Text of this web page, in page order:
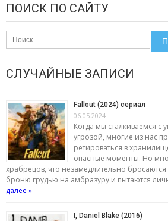
ПОИСК ПО САЙТУ
Найти:
СЛУЧАЙНЫЕ ЗАПИСИ
Fallout (2024) сериал
06.05.2024
Когда мы сталкиваемся с
угрозой, многие из нас
ретироваться в
опасные моменты. Но
храбрецов, что незамедлительно бросаются
броню грудью на амбразуру и пытаются
далее »
I, Daniel Blake (2016)